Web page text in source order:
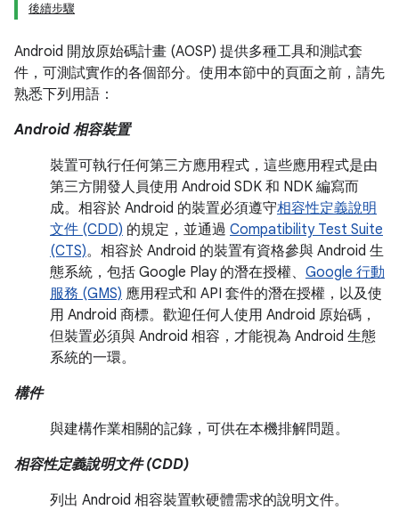
後續步驟
Android 開放原始碼計畫 (AOSP) 提供多種工具和測試套
件，可測試實作的各個部分。使用本節中的頁面之前，請先
熟悉下列用語：
Android 相容裝置
裝置可執行任何第三方應用程式，這些應用程式是由
第三方開發人員使用 Android SDK 和 NDK 編寫而
成。相容於 Android 的裝置必須遵守相容性定義說明
文件 (CDD) 的規定，並通過 Compatibility Test Suite
(CTS)。相容於 Android 的裝置有資格參與 Android 生
態系統，包括 Google Play 的潛在授權、 Google 行動
服務 (GMS) 應用程式和 API 套件的潛在授權，以及使
用 Android 商標。歡迎任何人使用 Android 原始碼，
但裝置必須與 Android 相容，才能視為 Android 生態
系統的一環。
構件
與建構作業相關的記錄，可供在本機排解問題。
相容性定義說明文件 (CDD)
列出 Android 相容裝置軟硬體需求的說明文件。